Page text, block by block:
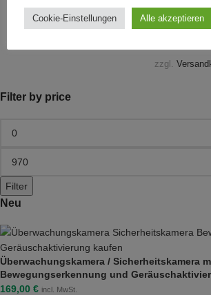
Filter by price
Filter
Neu
Überwachungskamera / Sicherheitskamera
Bewegungserkennung und
169,00 € incl. MwSt.
114,00€ incl.
zzgl.
Cookie-Einstellungen Alle akzeptieren